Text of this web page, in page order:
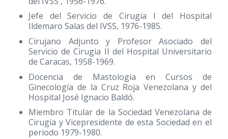
Jefe del Servicio de Cirugia I del Hospital
Ildemaro Salas del IVSS, 1976-1985.
Cirujano Adjunto y Profesor Asociado del
Servicio de Cirugia II del Hospital Universitario
de Caracas, 1958-1969.
Docencia de Mastologia en Cursos de
Ginecología de la Cruz Roja Venezolana y del
Hospital José Ignacio Baldó.
Miembro Titular de la Sociedad Venezolana de
Cirugia y Vicepresidente de esta Sociedad en el
periodo 1979-1980.